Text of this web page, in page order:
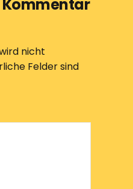
Kommentar
nicht
Felder sind